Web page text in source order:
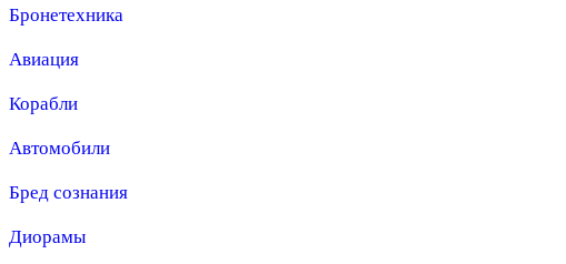
Бронетехника
Авиация
Корабли
Автомобили
Бред сознания
Диорамы